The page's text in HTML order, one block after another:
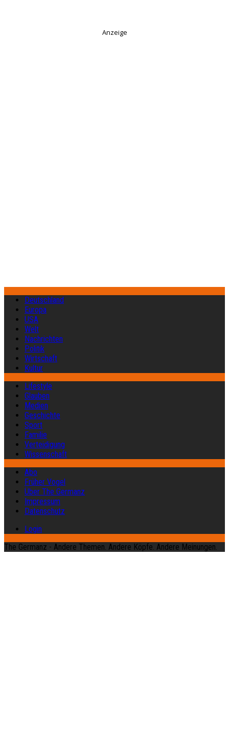
Anzeige
Deutschland
Europa
USA
Welt
Nachrichten
Politik
Wirtschaft
Kultur
Lifestyle
Glauben
Medien
Geschichte
Sport
Familie
Verteidigung
Wissenschaft
Abo
Früher Vogel
Über The Germanz
Impressum
Datenschutz
Login
The Germanz - Andere Themen. Andere Köpfe. Andere Meinungen.